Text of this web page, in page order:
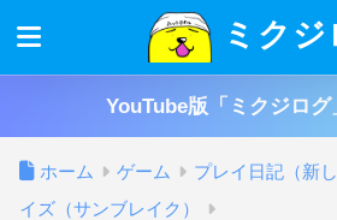
ミクジ
YouTube版「ミクジログ
ホーム ゲーム プレイ日記（新し
イズ（サンブレイク）